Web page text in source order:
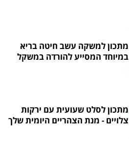
מתכון למשקה עשב חיטה בריא
במיוחד המסייע להורדה במשקל
מתכון לסלט שעועית עם ירקות
צלויים - מנת הצהריים היומית שלך